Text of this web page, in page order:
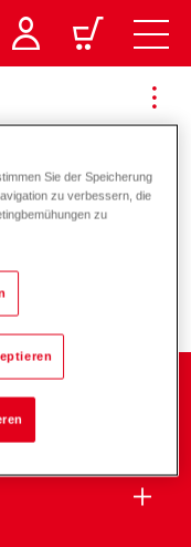
und
Sie der Speicherung
zu verbessern, die
zu